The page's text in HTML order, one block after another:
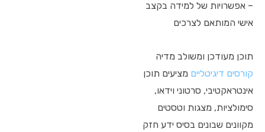
– אפשרויות של למידה בקצב
אישי המותאם לצרכים
תוכן מעודכן ומשולב מדיה
קורסים דיגיטליים מציעים תוכן
אינטראקטיבי, סרטוני וידאו,
סימולציות, מצגות וטסטים
מקוונים שבונים בסיס ידע חזק